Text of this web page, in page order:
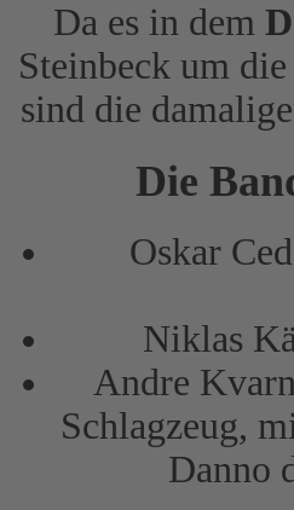
Da es in dem
Steinbeck um
sind die
Die
Oskar
Niklas
Andre
Schlagzeug,
Danno